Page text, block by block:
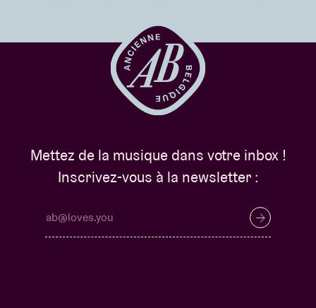
Mettez de la musique dans votre inbox !
Inscrivez-vous à la newsletter :